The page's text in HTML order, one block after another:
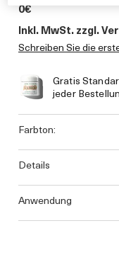
0€
Inkl. MwSt. zzgl.
Schreiben Sie die
Gratis
jeder
farbton:
details
anwendung